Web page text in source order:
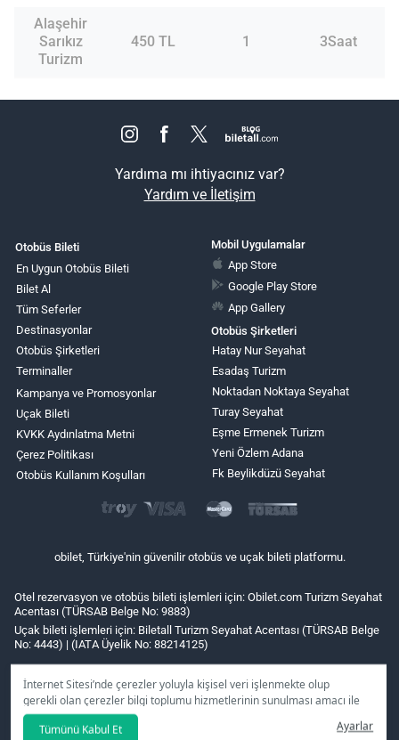
İnternet Sitesi’nde çerezler yoluyla kişisel veri işlenmekte olup
gerekli olan çerezler bilgi toplumu hizmetlerinin sunulması amacı ile
kullanılmaktadır. Tercihleriniz doğrultusunda size özel
kişiselleştirilmiş çerezleri ve özel kampanyaları
seçeneğine
Tümünü Kabul Et Ayarlar
Alaşehir
Sarıkız
Turizm
450 TL 1 3Saat
Yardıma mı ihtiyacınız var?
Yardım ve İletişim
Otobüs Bileti
En Uygun Otobüs Bileti
Bilet Al
Tüm Seferler
Destinasyonlar
Otobüs Şirketleri
Terminaller
Kampanya ve Promosyonlar
Uçak Bileti
KVKK Aydınlatma Metni
Çerez Politikası
Otobüs Kullanım Koşulları
Mobil Uygulamalar
App Store
Google Play Store
App Gallery
Otobüs Şirketleri
Hatay Nur Seyahat
Esadaş Turizm
Noktadan Noktaya Seyahat
Turay Seyahat
Eşme Ermenek Turizm
Yeni Özlem Adana
Fk Beylikdüzü Seyahat
obilet, Türkiye'nin güvenilir otobüs ve uçak bileti platformu.
Otel rezervasyon ve otobüs bileti işlemleri için: Obilet.com Turizm Seyahat
Acentası (TÜRSAB Belge No: 9883)
Uçak bileti işlemleri için: Biletall Turizm Seyahat Acentası (TÜRSAB Belge
No: 4443) | (IATA Üyelik No: 88214125)